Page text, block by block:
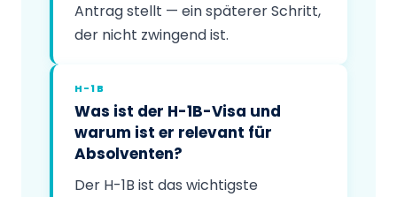
Antrag stellt — ein späterer Schritt,
der nicht zwingend ist.
H-1B
Was ist der H-1B-Visa und
warum ist er relevant für
Absolventen?
Der H-1B ist das wichtigste